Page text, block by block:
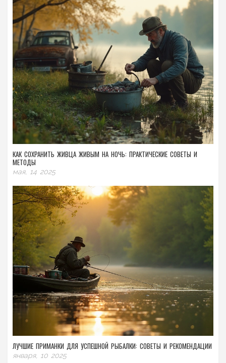
КАК СОХРАНИТЬ ЖИВЦА ЖИВЫМ НА НОЧЬ: ПРАКТИЧЕСКИЕ СОВЕТЫ И
МЕТОДЫ
мая, 14 2025
ЛУЧШИЕ ПРИМАНКИ ДЛЯ УСПЕШНОЙ РЫБАЛКИ: СОВЕТЫ И РЕКОМЕНДАЦИИ
января, 10 2025